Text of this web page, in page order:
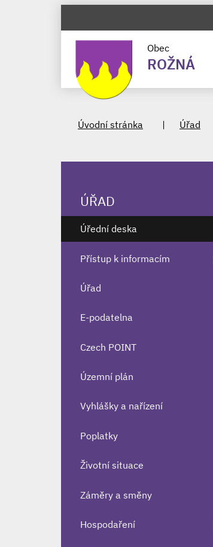
Obec
ROŽNÁ
Úvodní stránka Úřad
ÚŘAD
Úřední deska
Přístup k informacím
Úřad
E-podatelna
Czech POINT
Územní plán
Vyhlášky a nařízení
Poplatky
Životní situace
Záměry a směny
Hospodaření